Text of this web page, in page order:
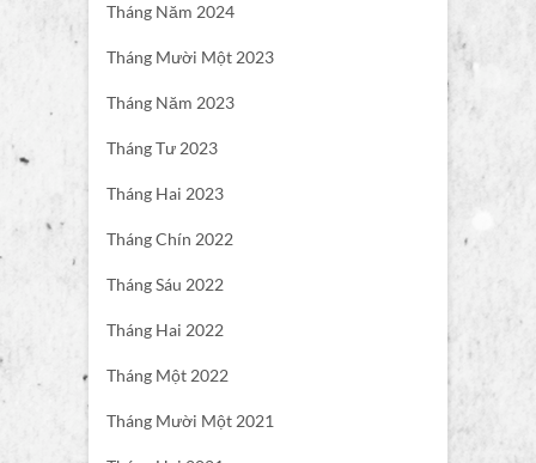
Tháng Năm 2024
Tháng Mười Một 2023
Tháng Năm 2023
Tháng Tư 2023
Tháng Hai 2023
Tháng Chín 2022
Tháng Sáu 2022
Tháng Hai 2022
Tháng Một 2022
Tháng Mười Một 2021